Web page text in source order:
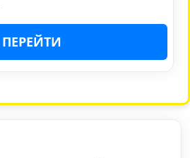
ПЕРЕЙТИ